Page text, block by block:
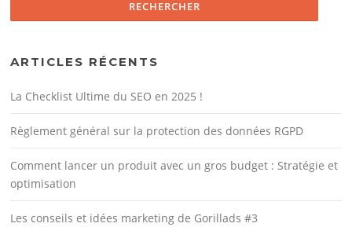
ARTICLES RÉCENTS
La Checklist Ultime du SEO en 2025 !
Règlement général sur la protection des données RGPD
Comment lancer un produit avec un gros budget : Stratégie et
optimisation
Les conseils et idées marketing de Gorillads #3